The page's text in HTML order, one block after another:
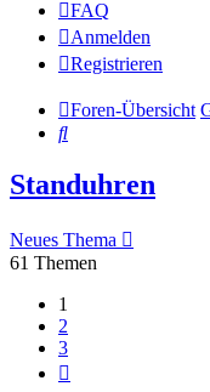
FAQ
Anmelden
Registrieren
Foren-Übersicht
Suche
Standuhren
Neues Thema
61 Themen
1
2
3